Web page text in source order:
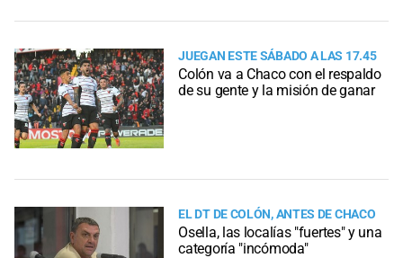
JUEGAN ESTE SÁBADO A LAS 17.45
Colón va a Chaco con el respaldo
de su gente y la misión de ganar
EL DT DE COLÓN, ANTES DE CHACO
Osella, las localías "fuertes" y una
categoría "incómoda"